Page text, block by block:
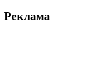
Реклама